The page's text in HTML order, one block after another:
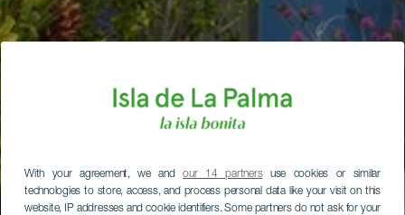
With your agreement, we andour 14 partnersuse cookies or similar
technologies to store, access, and process personal data like your visit on this
website, IP addresses and cookie identifiers. Some partners do not ask for your